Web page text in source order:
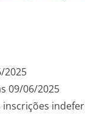
2025
09/06/2025